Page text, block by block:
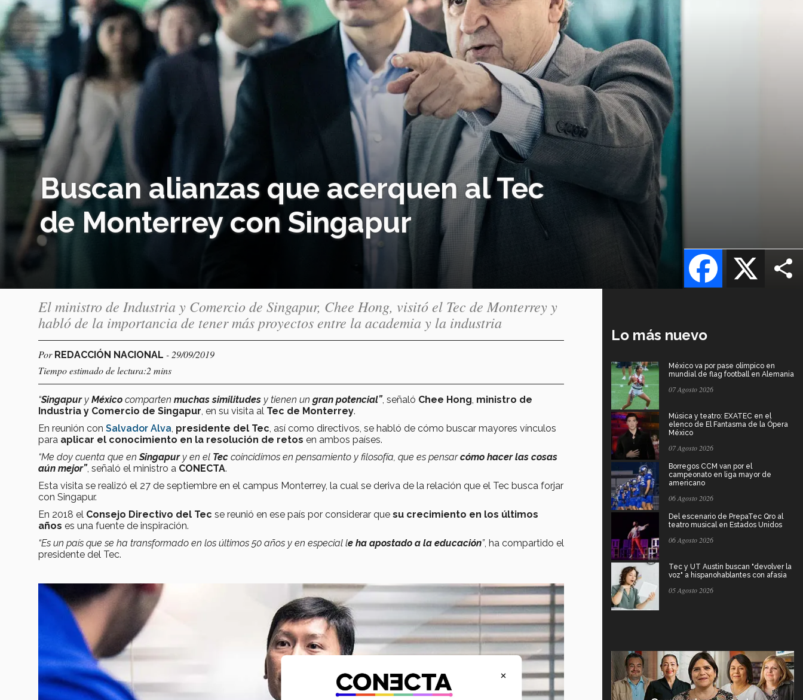
Buscan alianzas que acerquen al Tec
de Monterrey con Singapur
X
Facebook
El ministro de Industria y Comercio de Singapur, Chee Hong, visitó el Tec de Monterrey y
habló de la importancia de tener más proyectos entre la academia y la industria
Por REDACCIÓN NACIONAL - 29/09/2019
Tiempo estimado de lectura:2 mins
“Singapur y México comparten muchas similitudes y tienen un gran potencial”, señaló Chee Hong ministro de
Industria y Comercio de Singapur , en su visita al Tec de Monterrey.
En reunión con Salvador Alva presidente del Tec , así como directivos, se habló de cómo buscar mayores vínculos
para aplicar el conocimiento en la resolución de retos en ambos países.
“Me doy cuenta que enSingapury en el Tec coincidimos en pensamiento y filosofía, que es pensarcómo hacer las cosas
aún mejor”, señaló el ministro a CONECTA.
Esta visita se realizó el 27 de septiembre en el campus Monterrey, la cual se deriva de la relación que el Tec busca forjar
con Singapur.
En 2018 el Consejo Directivo del Tec se reunió en ese país por considerar que su crecimiento en los últimos
años es una fuente de inspiración.
“Es un país que se ha transformado en los últimos 50 años y en especial le ha apostado a la educación”, ha compartido el
presidente del Tec.
Lo más nuevo
México va por pase olímpico en
mundial de flag football en Alemania
07 Agosto 2026
Música y teatro: EXATEC en el
elenco de El Fantasma de la Ópera
México
07 Agosto 2026
Borregos CCM van por el
campeonato en liga mayor de
americano
06 Agosto 2026
Del escenario de PrepaTec Qro al
teatro musical en Estados Unidos
06 Agosto 2026
Tec y UT Austin buscan "devolver la
voz" a hispanohablantes con afasia
05 Agosto 2026
×